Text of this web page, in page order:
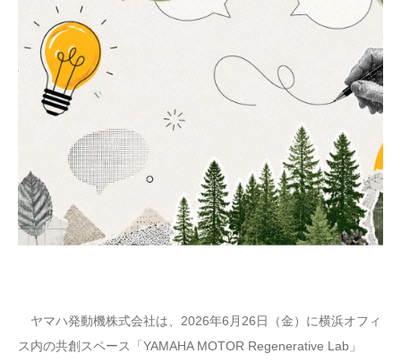
ヤマハ発動機株式会社は、2026年6月26日（金）に横浜オフィ
ス内の共創スペース「YAMAHA MOTOR Regenerative Lab」